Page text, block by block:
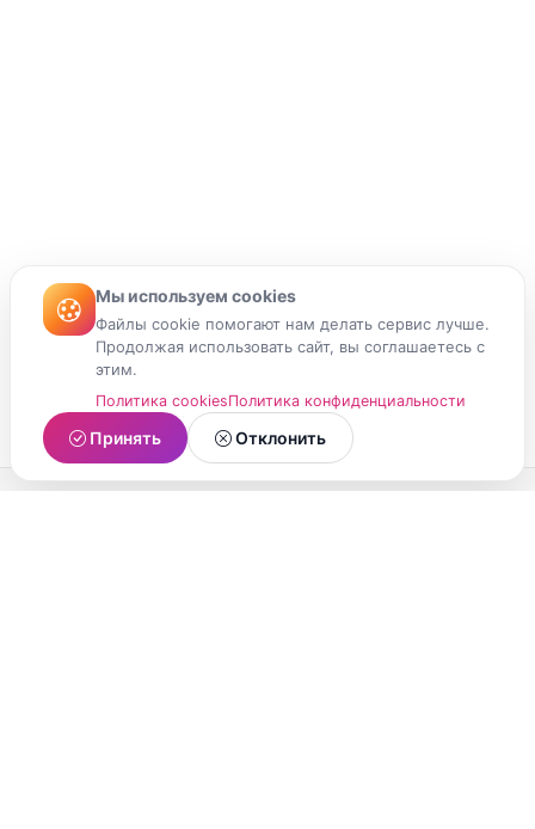
Мы используем cookies
Файлы cookie помогают нам делать сервис лучше.
Продолжая использовать сайт, вы соглашаетесь с
этим.
Политика cookiesПолитика конфиденциальности
Принять Отклонить